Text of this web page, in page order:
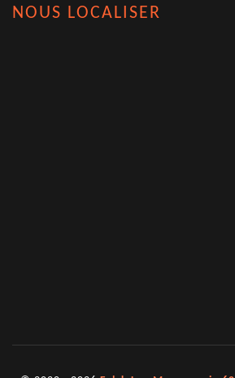
NOUS LOCALISER